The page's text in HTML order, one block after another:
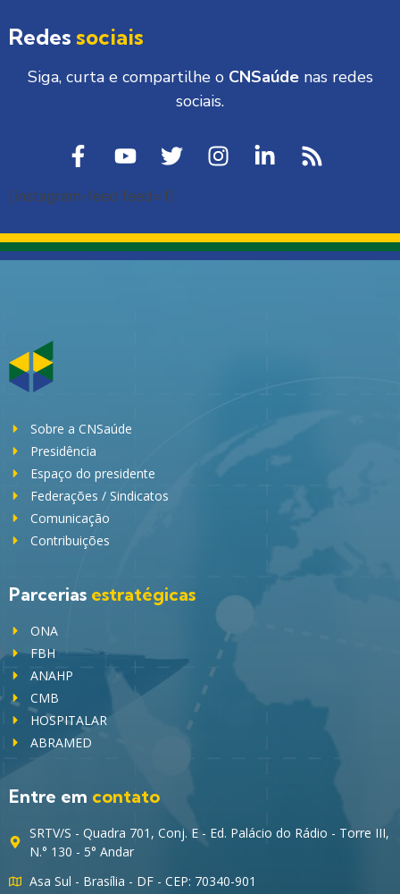
Redes sociais
Siga, curta e compartilhe o CNSaúdenas redes
sociais.
[instagram-feed feed=1]
Sobre a CNSaúde
Presidência
Espaço do presidente
Federações / Sindicatos
Comunicação
Contribuições
Parcerias estratégicas
ONA
FBH
ANAHP
CMB
HOSPITALAR
ABRAMED
Entre em contato
SRTV/S - Quadra 701, Conj. E - Ed. Palácio do Rádio - Torre III,
N.° 130 - 5° Andar
Asa Sul - Brasília - DF - CEP: 70340-901